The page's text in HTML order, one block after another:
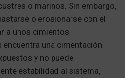
o marinos. Sin embargo,
o erosionarse con el
a unos cimientos
una cimentación
y no puede
estabilidad al sistema,